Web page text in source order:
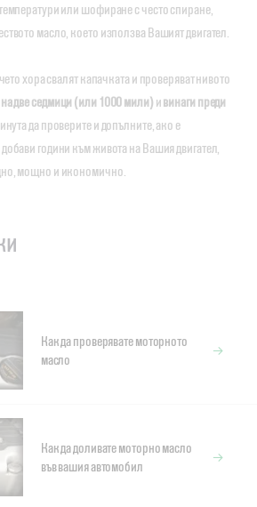
или шофиране с често спиране,
масло, което използва Вашият двигател.
хора свалят капачката и проверяват нивото
две седмици (или 1000 мили) ивинаги преди
да проверите и допълните, ако е
години към живота на Вашия двигател,
мощно и икономично.
Как да проверявате моторното
масло
Как да доливате моторно масло
във вашия автомобил